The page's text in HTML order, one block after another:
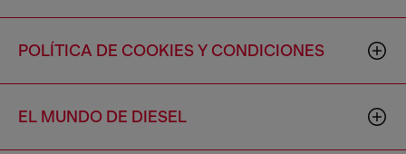
POLÍTICA DE COOKIES Y CONDICIONES
EL MUNDO DE DIESEL